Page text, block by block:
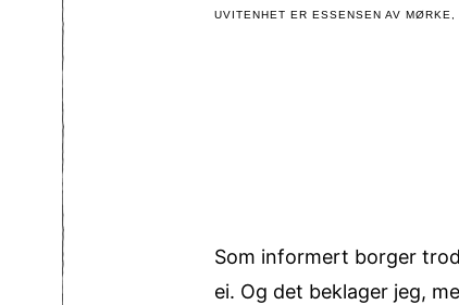
UVITENHET ER ESSENSEN AV
Som informert borger
ei. Og det beklager jeg,